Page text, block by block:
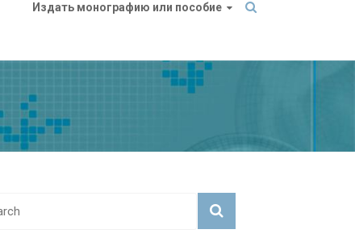
Издать монографию или пособие